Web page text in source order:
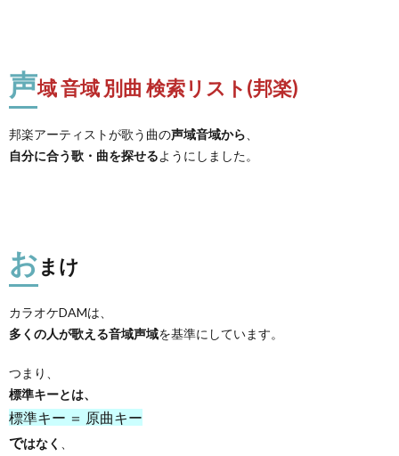
声域 音域 別曲 検索リスト(邦楽)
邦楽アーティストが歌う曲の声域音域から
自分に合う歌・曲を探せるようにしました。
おまけ
カラオケDAMは、
多くの人が歌える音域声域を基準にしています。
つまり、
標準キーとは、
標準キー ＝ 原曲キー
ではなく